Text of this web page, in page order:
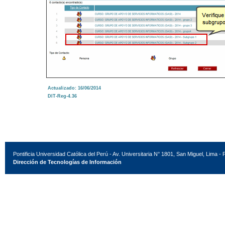
Actualizado: 16/06/2014
DIT-Reg-4.36
Pontificia Universidad Católica del Perú - Av. Universitaria N° 1801, San Miguel, Lima -
Dirección de Tecnologías de Información